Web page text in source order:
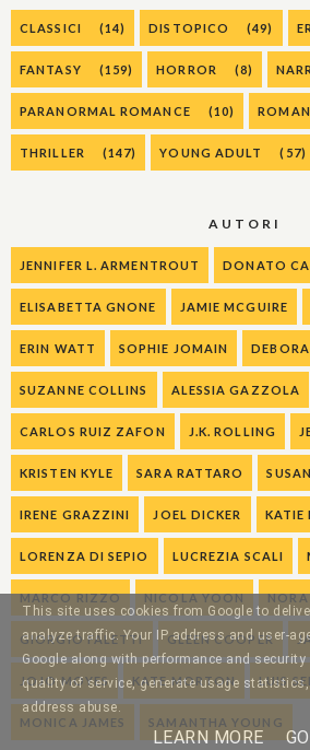
CLASSICI (14) DISTOPICO (49)
FANTASY (159) HORROR (8)
PARANORMAL ROMANCE (10)
THRILLER (147) YOUNG ADULT (57)
AUTORI
JENNIFER L. ARMENTROUT DONATO
ELISABETTA GNONE JAMIE MCGUIRE
ERIN WATT SOPHIE JOMAIN
SUZANNE COLLINS ALESSIA GAZZOLA
CARLOS RUIZ ZAFON J.K. ROLLING
KRISTEN KYLE SARA RATTARO
IRENE GRAZZINI JOEL DICKER KATIE
LORENZA DI SEPIO LUCREZIA SCALI
MARCO RIZZO NICOLA YOON NORA
GIORGIO FALETTI GLEEN COOPER
JOJO MOYES KATE MORTON LUIS
MONICA JAMES SAMANTHA YOUNG
This site uses cookies from Google to
analyze traffic. Your IP address and user-
Google along with performance and
quality of service, generate usage
address abuse.
LEARN MORE